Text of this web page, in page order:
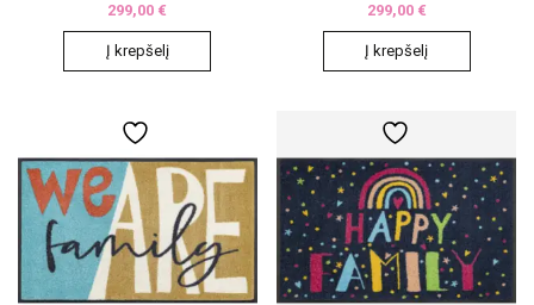
299,00 €
Į krepšelį
299,00 €
Į krepšelį